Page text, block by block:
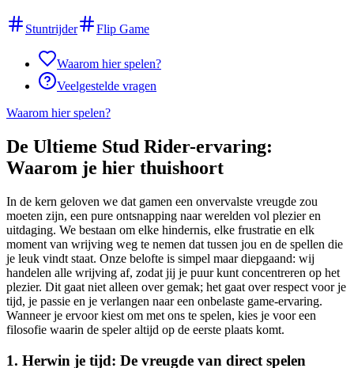
Stuntrijder Flip Game
Waarom hier spelen?
Veelgestelde vragen
Waarom hier spelen?
De Ultieme Stud Rider-ervaring:
Waarom je hier thuishoort
In de kern geloven we dat gamen een onvervalste vreugde zou
moeten zijn, een pure ontsnapping naar werelden vol plezier en
uitdaging. We bestaan om elke hindernis, elke frustratie en elk
moment van wrijving weg te nemen dat tussen jou en de spellen die
je leuk vindt staat. Onze belofte is simpel maar diepgaand: wij
handelen alle wrijving af, zodat jij je puur kunt concentreren op het
plezier. Dit gaat niet alleen over gemak; het gaat over respect voor je
tijd, je passie en je verlangen naar een onbelaste game-ervaring.
Wanneer je ervoor kiest om met ons te spelen, kies je voor een
filosofie waarin de speler altijd op de eerste plaats komt.
1. Herwin je tijd: De vreugde van direct spelen